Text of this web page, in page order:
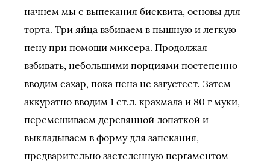
начнем мы с выпекания бисквита, основы для
торта. Три яйца взбиваем в пышную и легкую
пену при помощи миксера. Продолжая
взбивать, небольшими порциями постепенно
вводим сахар, пока пена не загустеет. Затем
аккуратно вводим 1 ст.л. крахмала и 80 г муки,
перемешиваем деревянной лопаткой и
выкладываем в форму для запекания,
предварительно застеленную пергаментом